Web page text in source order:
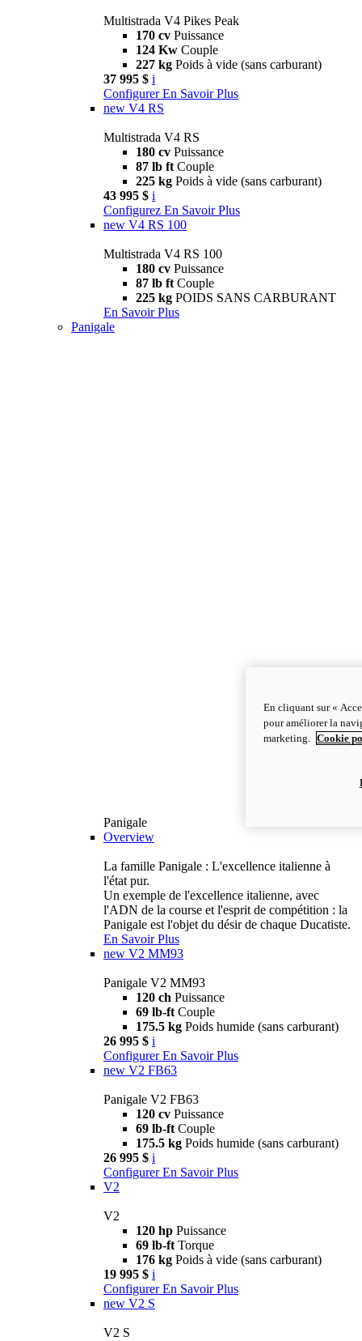
Multistrada V4 Pikes Peak
170 cv Puissance
124 Kw Couple
227 kg Poids à vide (sans carburant)
37 995 $ i
Configurer En Savoir Plus
new V4 RS
Multistrada V4 RS
180 cv Puissance
87 lb ft Couple
225 kg Poids à vide (sans carburant)
43 995 $ i
Configurez En Savoir Plus
new V4 RS 100
Multistrada V4 RS 100
180 cv Puissance
87 lb ft Couple
225 kg POIDS SANS CARBURANT
En Savoir Plus
Panigale
Panigale
Overview
La famille Panigale : L'excellence italienne à
l'état pur.
Un exemple de l'excellence italienne, avec
l'ADN de la course et l'esprit de compétition : la
Panigale est l'objet du désir de chaque Ducatiste.
En Savoir Plus
new V2 MM93
Panigale V2 MM93
120 ch Puissance
69 lb-ft Couple
175.5 kg Poids humide (sans carburant)
26 995 $ i
Configurer En Savoir Plus
new V2 FB63
Panigale V2 FB63
120 cv Puissance
69 lb-ft Couple
175.5 kg Poids humide (sans carburant)
26 995 $ i
Configurer En Savoir Plus
V2
V2
120 hp Puissance
69 lb-ft Torque
176 kg Poids à vide (sans carburant)
19 995 $ i
Configurer En Savoir Plus
new V2 S
V2 S
En cliquant sur «
pour améliorer la
marketing.
Cookie